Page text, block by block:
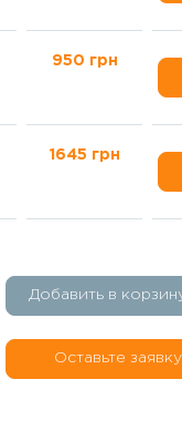
950 грн
1645 грн
Добавить в
Оставьте